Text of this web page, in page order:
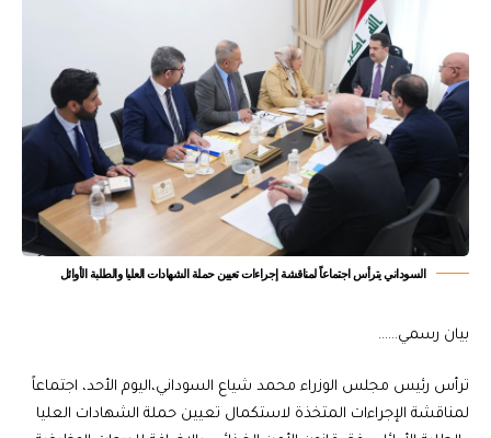
السوداني يترأس اجتماعاً لمناقشة إجراءات تعيين حملة الشهادات العليا والطلبة الأوائل
بيان رسمي……
ترأس رئيس مجلس الوزراء محمد شياع السوداني،اليوم الأحد، اجتماعاً
لمناقشة الإجراءات المتخذة لاستكمال تعيين حملة الشهادات العليا